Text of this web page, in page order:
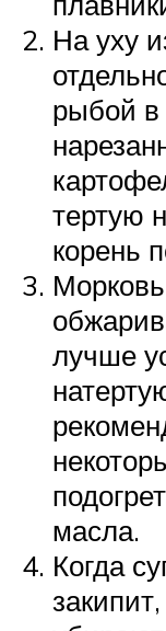
На уху
рыбой в
тертую
корень
лучше
масла.
Когда